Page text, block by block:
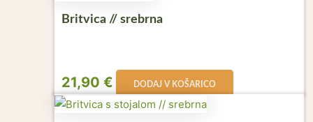
Britvica // srebrna
21,90€ DODAJ V KOŠARICO